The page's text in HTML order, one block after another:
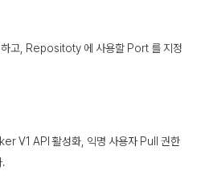
고, Repositoty 에 사용할 Port 를 지정
V1 API 활성화, 익명 사용자 Pull 권한
.